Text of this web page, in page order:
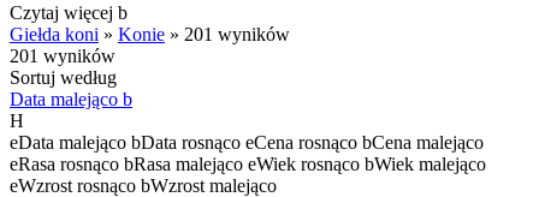
Czytaj więcej b
Giełda koni » Konie » 201 wyników
201 wyników
Sortuj według
Data malejąco b
H
eData malejąco bData rosnąco eCena rosnąco bCena malejąco
eRasa rosnąco bRasa malejąco eWiek rosnąco bWiek malejąco
eWzrost rosnąco bWzrost malejąco